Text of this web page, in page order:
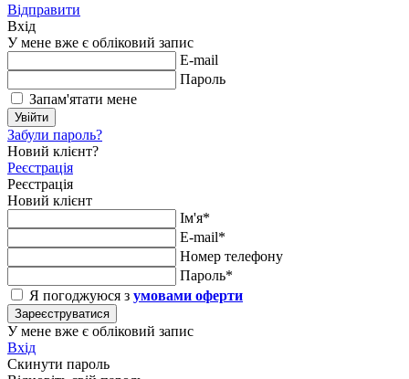
Відправити
Вхід
У мене вже є обліковий запис
E-mail
Пароль
Запам'ятати мене
Увійти
Забули пароль?
Новий клієнт?
Реєстрація
Реєстрація
Новий клієнт
Ім'я*
E-mail*
Номер телефону
Пароль*
Я погоджуюся з умовами оферти
Зареєструватися
У мене вже є обліковий запис
Вхід
Скинути пароль